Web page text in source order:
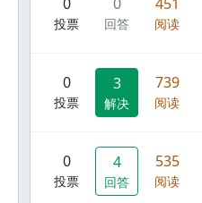
投票 回答 阅读
0
投票
3
解决
739
阅读
0
投票
4
回答
535
阅读